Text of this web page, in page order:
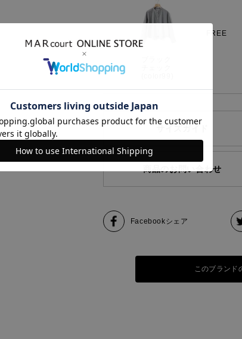
FREE
商品のお問い合わせ
Facebookシェア
このブランド